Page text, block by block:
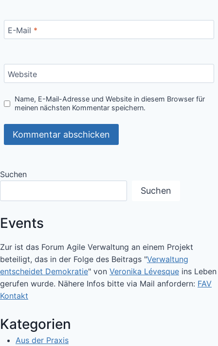
E-Mail *
Website
Name, E-Mail-Adresse und Website in diesem Browser für
meinen nächsten Kommentar speichern.
Suchen
Suchen
Events
Zur ist das Forum Agile Verwaltung an einem Projekt
beteiligt, das in der Folge des Beitrags "Verwaltung
entscheidet Demokratie" von Veronika Lévesque ins Leben
gerufen wurde. Nähere Infos bitte via Mail anfordern: FAV
Kontakt
Kategorien
Aus der Praxis